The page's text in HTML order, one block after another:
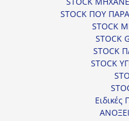
STOCK ΠΟΥ
STOCK
STOCK
STOCK
STOCK